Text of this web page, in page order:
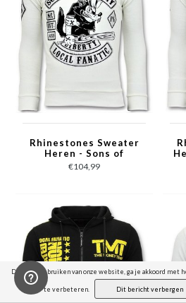
Rhinestones Sweater
Heren - Sons of
Anarchy Trui - Wit
€104,99
Door het gebruiken van onze website, ga je akkoord met
te verbeteren. Dit bericht verbergen